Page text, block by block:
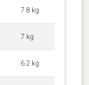
7.8 kg
7 kg
6.2 kg